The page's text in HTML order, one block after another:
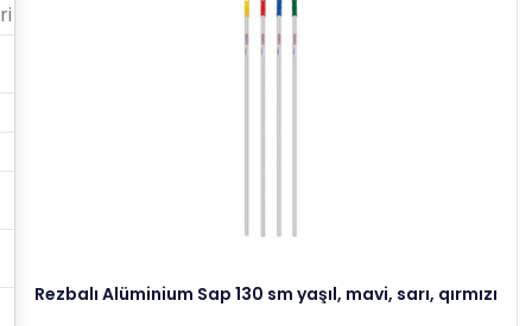
Rezbalı Alüminium Sap 130 sm yaşıl, mavi, sarı, qırmızı